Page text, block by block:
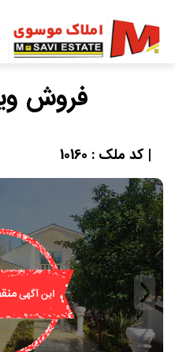
فروش
| کد ملک : 10160